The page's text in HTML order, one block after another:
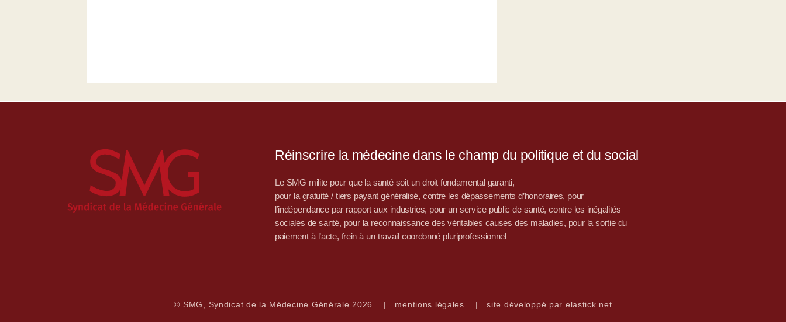
Réinscrire la médecine dans le champ du politique et du social
Le SMG milite pour que la santé soit un droit fondamental garanti,
pour la gratuité / tiers payant généralisé, contre les dépassements d’honoraires, pour
l’indépendance par rapport aux industries, pour un service public de santé, contre les inégalités
sociales de santé, pour la reconnaissance des véritables causes des maladies, pour la sortie du
paiement à l’acte, frein à un travail coordonné pluriprofessionnel
© SMG, Syndicat de la Médecine Générale 2026 | mentions légales | site développé par elastick.net